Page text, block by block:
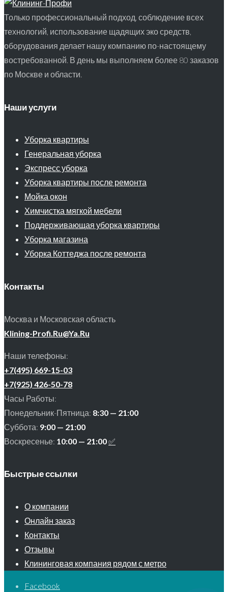
Только профессиональный подход, соблюдение всех
технологий, использование щадящих эко средств,
оборудования делает нашу компанию по-настоящему
востребованной. В день мы выполняем более 80 заказов
по Москве и области.
Наши услуги
Уборка квартиры
Генеральная уборка
Экспресс уборка
Уборка квартиры после ремонта
Мойка окон
Химчистка мягкой мебели
Поддерживающая уборка квартиры
Уборка магазина
Уборка Коттеджа после ремонта
Контакты
Москва и Московская область
Klining-Profi.Ru@Ya.Ru
Наши телефоны:
+7(495) 669-15-03
+7(925) 426-50-78
Часы Работы:
Понедельник-Пятница: 8:30 — 21:00
Суббота: 9:00 — 21:00
Воскресенье: 10:00 — 21:00✅
Быстрые ссылки
О компании
Онлайн заказ
Контакты
Отзывы
Клининговая компания рядом с метро
Facebook